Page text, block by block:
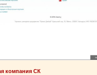
компания СК